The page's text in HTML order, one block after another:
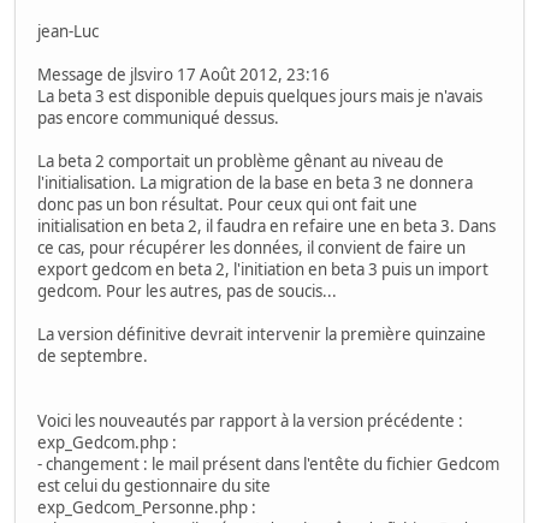
jean-Luc
Message de jlsviro 17 Août 2012, 23:16
La beta 3 est disponible depuis quelques jours mais je n'avais
pas encore communiqué dessus.
La beta 2 comportait un problème gênant au niveau de
l'initialisation. La migration de la base en beta 3 ne donnera
donc pas un bon résultat. Pour ceux qui ont fait une
initialisation en beta 2, il faudra en refaire une en beta 3. Dans
ce cas, pour récupérer les données, il convient de faire un
export gedcom en beta 2, l'initiation en beta 3 puis un import
gedcom. Pour les autres, pas de soucis...
La version définitive devrait intervenir la première quinzaine
de septembre.
Voici les nouveautés par rapport à la version précédente :
exp_Gedcom.php :
- changement : le mail présent dans l'entête du fichier Gedcom
est celui du gestionnaire du site
exp_Gedcom_Personne.php :